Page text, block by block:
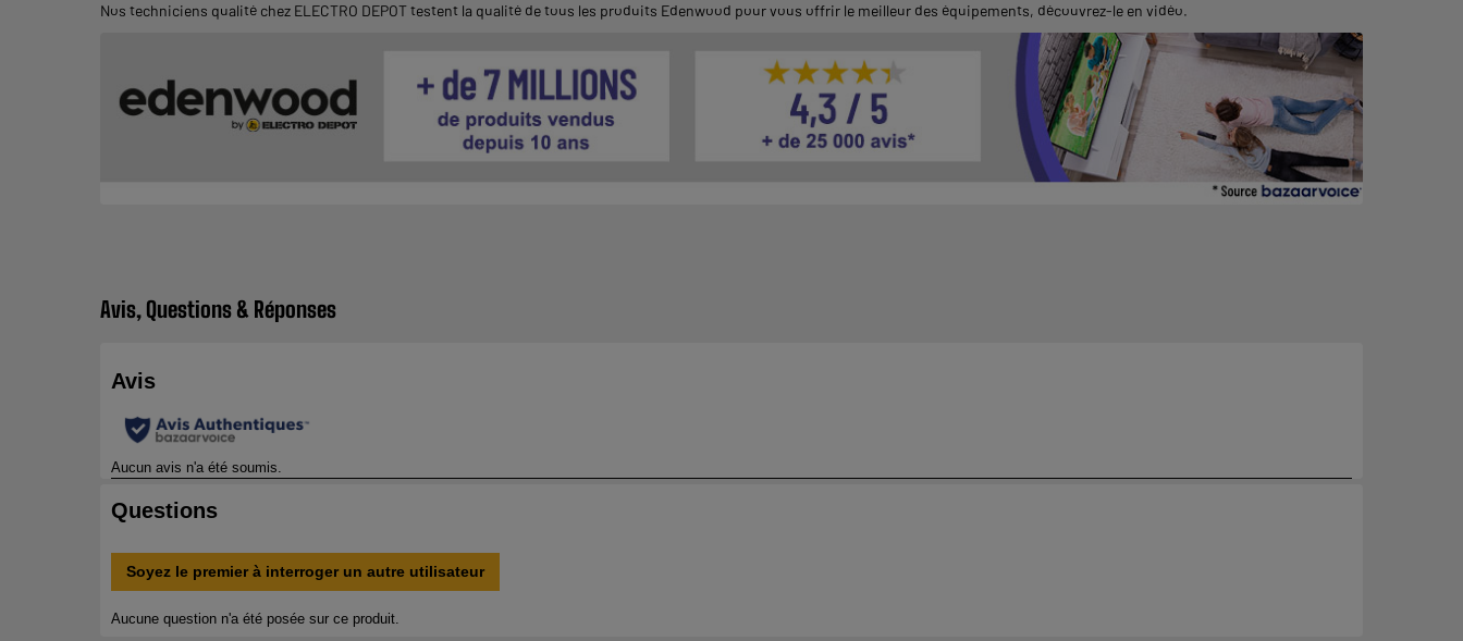
Nos techniciens qualité chez ELECTRO DEPOT testent la qualité de tous les produits Edenwood pour vous offrir le meilleur des équipements, découvrez-le en vidéo.
Avis, Questions & Réponses